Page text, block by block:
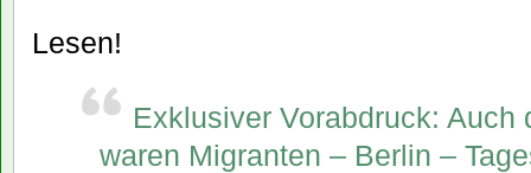
Lesen!
Exklusiver Vorabdruck: Auch
waren Migranten – Berlin –